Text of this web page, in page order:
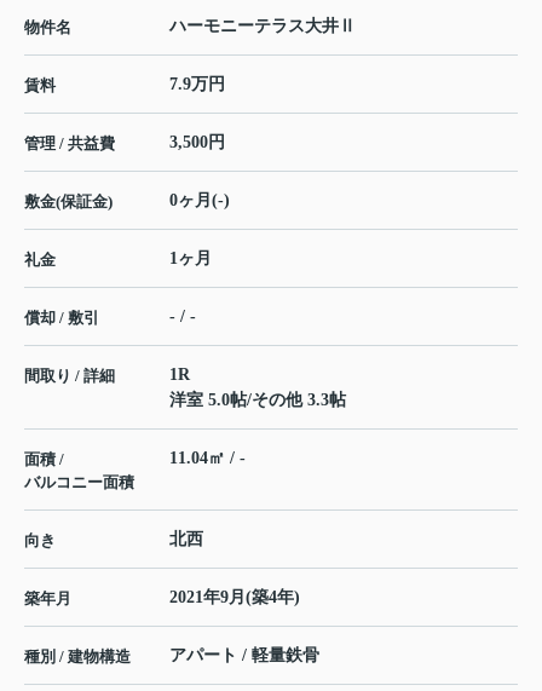
物件名 ハーモニーテラス大井Ⅱ
賃料 7.9万円
管理 / 共益費 3,500円
敷金(保証金) 0ヶ月(-)
礼金 1ヶ月
償却 / 敷引 - / -
間取り / 詳細
1R
洋室 5.0帖/その他 3.3帖
面積 /
バルコニー面積
11.04㎡ / -
向き 北西
築年月 2021年9月(築4年)
種別 / 建物構造 アパート / 軽量鉄骨